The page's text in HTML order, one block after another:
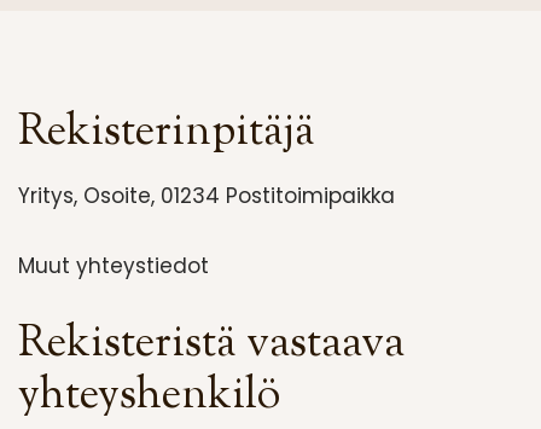
Rekisterinpitäjä
Yritys, Osoite, 01234 Postitoimipaikka
Muut yhteystiedot
Rekisteristä vastaava
yhteyshenkilö